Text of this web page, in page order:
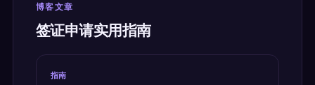
and caused the least
you. Genuinely."
博客文章
签证申请实用指南
指南